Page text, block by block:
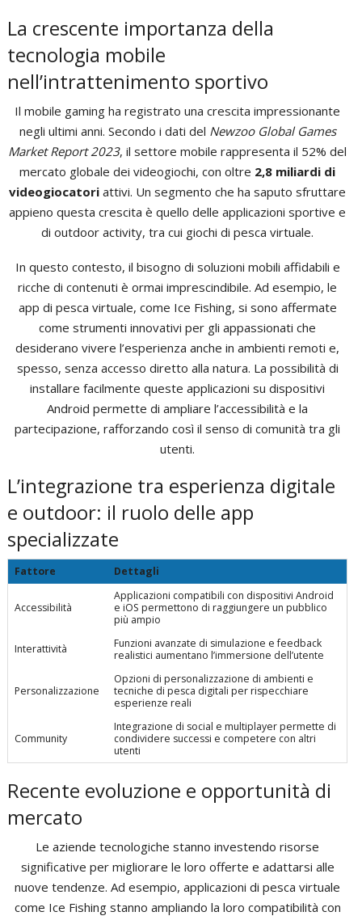
La crescente importanza della
tecnologia mobile
nell’intrattenimento sportivo
Il mobile gaming ha registrato una crescita impressionante
negli ultimi anni. Secondo i dati del Newzoo Global Games
Market Report 2023, il settore mobile rappresenta il 52% del
mercato globale dei videogiochi, con oltre 2,8 miliardi di
videogiocatori attivi. Un segmento che ha saputo sfruttare
appieno questa crescita è quello delle applicazioni sportive e
di outdoor activity, tra cui giochi di pesca virtuale.
In questo contesto, il bisogno di soluzioni mobili affidabili e
ricche di contenuti è ormai imprescindibile. Ad esempio, le
app di pesca virtuale, come Ice Fishing, si sono affermate
come strumenti innovativi per gli appassionati che
desiderano vivere l’esperienza anche in ambienti remoti e,
spesso, senza accesso diretto alla natura. La possibilità di
installare facilmente queste applicazioni su dispositivi
Android permette di ampliare l’accessibilità e la
partecipazione, rafforzando così il senso di comunità tra gli
utenti.
L’integrazione tra esperienza digitale
e outdoor: il ruolo delle app
specializzate
Fattore Dettagli
Accessibilità
Applicazioni compatibili con dispositivi Android
e iOS permettono di raggiungere un pubblico
più ampio
Interattività
Funzioni avanzate di simulazione e feedback
realistici aumentano l’immersione dell’utente
Personalizzazione
Opzioni di personalizzazione di ambienti e
tecniche di pesca digitali per rispecchiare
esperienze reali
Community
Integrazione di social e multiplayer permette di
condividere successi e competere con altri
utenti
Recente evoluzione e opportunità di
mercato
Le aziende tecnologiche stanno investendo risorse
significative per migliorare le loro offerte e adattarsi alle
nuove tendenze. Ad esempio, applicazioni di pesca virtuale
come Ice Fishing stanno ampliando la loro compatibilità con